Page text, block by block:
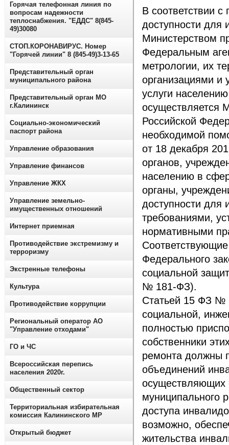
В соответствии
доступности для
Министерством
Федеральным
метрологии, их
организациями и
услуги
осуществляется
Российской
необходимой
от 18 декабря
органов,
населению в
органы,
доступности для
требованиями,
нормативными
Федерального
социальной
№ 181-ФЗ).
Статьей 15 ФЗ №
социальной,
полностью
собственники
ремонта должны
объединений
осуществляющих
муниципального
доступа
возможно,
жительства
Горячая телефонная линия по
вопросам надежности
теплоснабжения. "ЕДДС" 8(845-
49)30080
СТОП.КОРОНАВИРУС. Номер
"Горячей линии" 8 (845-49)3-13-65
Представительный орган
муниципального района
Представительный орган МО
г.Калининск
Социально-экономический
паспорт района
Управление образования
Управление финансов
Управление ЖКХ
Управление земельно-
имущественных отношений
Интернет приемная
Противодействие экстремизму и
терроризму
Экстренные телефоны
Культура
Противодействие коррупции
Региональный оператор АО
"Управление отходами"
ГО и ЧС
Всероссийская перепись
населения 2020г.
Общественный сектор
Территориальная избирательная
комиссия Калининского МР
Открытый бюджет